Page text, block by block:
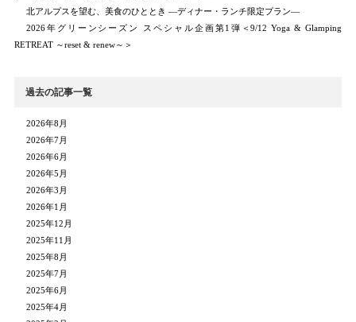
北アルプスを望む、美食のひととき ―ディナー・ランチ限定プラン―
2026年グリーンシーズン スペシャル企画第1弾＜9/12 Yoga & Glamping
RETREAT ～reset & renew～＞
過去の記事一覧
2026年8月
2026年7月
2026年6月
2026年5月
2026年3月
2026年1月
2025年12月
2025年11月
2025年8月
2025年7月
2025年6月
2025年4月